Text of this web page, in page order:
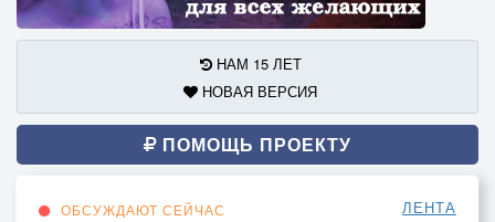
НАМ 15 ЛЕТ
НОВАЯ ВЕРСИЯ
ПОМОЩЬ ПРОЕКТУ
ОБСУЖДАЮТ СЕЙЧАС ЛЕНТА